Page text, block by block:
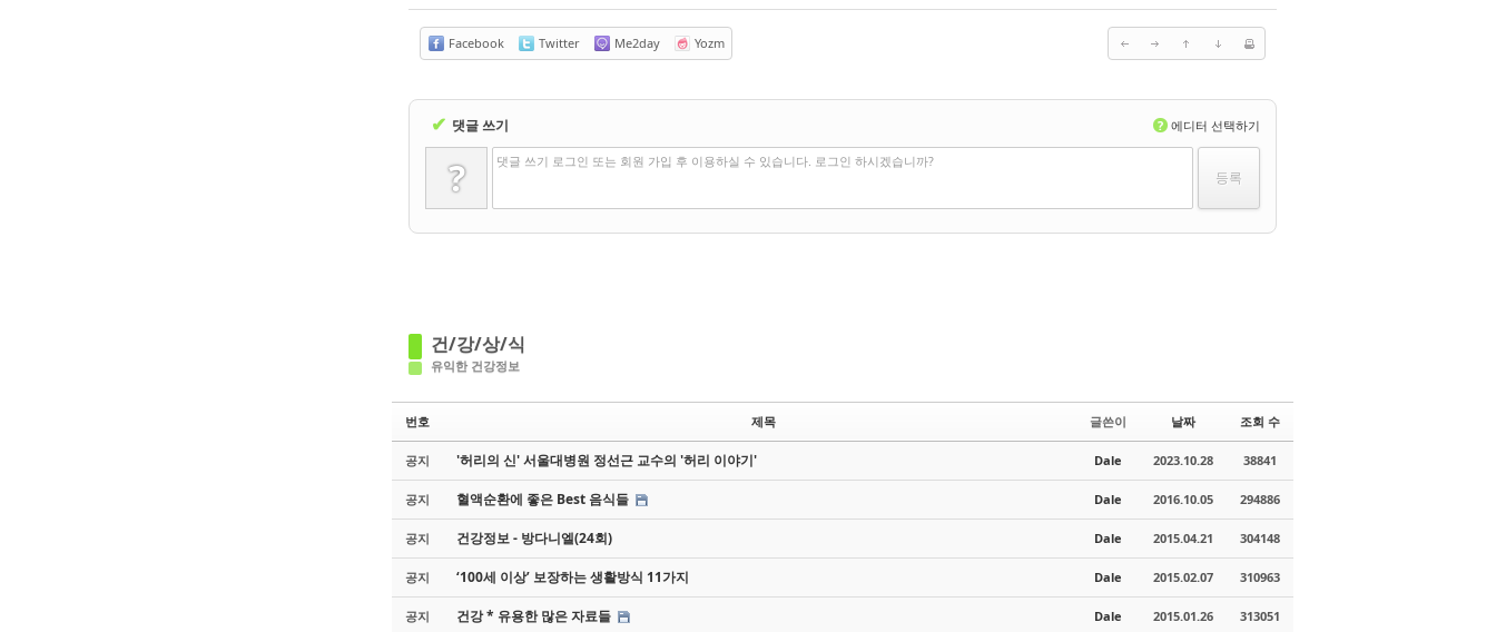
Facebook Twitter Me2day Yozm
✔ 댓글 쓰기 ? 에디터 선택하기
? 댓글 쓰기 로그인 또는 회원 가입 후 이용하실 수 있습니다. 로그인 하시겠습니까?
건/강/상/식
유익한 건강정보
번호 제목 글쓴이 날짜 조회 수
공지 '허리의 신' 서울대병원 정선근 교수의 '허리 이야기' Dale 2023.10.28 38841
공지 혈액순환에 좋은 Best 음식들 Dale 2016.10.05 294886
공지 건강정보 - 방다니엘(24회) Dale 2015.04.21 304148
공지 ‘100세 이상’ 보장하는 생활방식 11가지 Dale 2015.02.07 310963
공지 건강 * 유용한 많은 자료들 Dale 2015.01.26 313051